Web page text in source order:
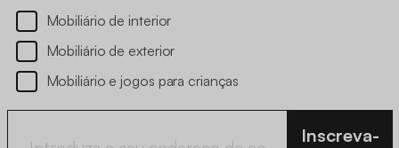
Mobiliário de interior
Mobiliário de exterior
Mobiliário e jogos para crianças
Inscreva-